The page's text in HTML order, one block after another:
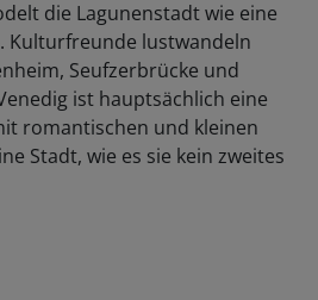
die Lagunenstadt wie eine
Kulturfreunde lustwandeln
Seufzerbrücke und
ist hauptsächlich eine
romantischen und kleinen
Stadt, wie es sie kein zweites